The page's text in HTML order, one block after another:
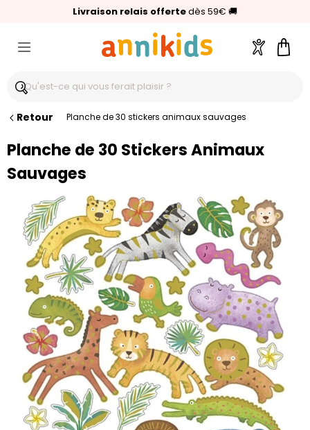
Livraison relais offertedès 59€ 🚚
🥇Palmarès Capital 2025 :Annikids N°1
⭐⭐⭐⭐⭐4,6/5(24 000 avis clients)
Compte
Retour Planche de 30 stickers animaux sauvages
Planche de 30 Stickers Animaux
Sauvages